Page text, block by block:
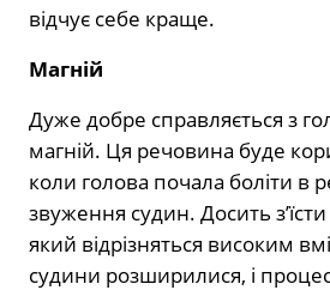
відчує себе краще.
Магній
Дуже добре справляється з
магній. Ця речовина буде
коли голова почала боліти в
звуження судин. Досить
який відрізняться високим
судини розширилися, і